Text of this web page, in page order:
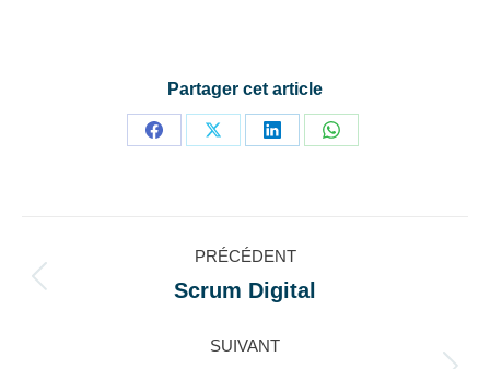
Partager cet article
PartagerPartagerPartagerPartager
Navigation
de
commentaire
PRÉCÉDENT
Onglet
Scrum Digital
SUIVANT